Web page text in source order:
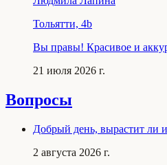
Тольятти, 4b
Вы правы! Красивое и
21 июля 2026 г.
Вопросы
Добрый день, вырастит ли
2 августа 2026 г.